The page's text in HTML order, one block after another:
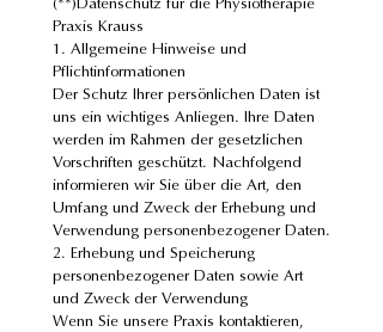
Praxis Krauss
1. Allgemeine Hinweise und
Pflichtinformationen
Der Schutz Ihrer persönlichen Daten ist
uns ein wichtiges Anliegen. Ihre Daten
werden im Rahmen der gesetzlichen
Vorschriften geschützt. Nachfolgend
informieren wir Sie über die Art, den
Umfang und Zweck der Erhebung und
Verwendung personenbezogener Daten.
2. Erhebung und Speicherung
personenbezogener Daten sowie Art
und Zweck der Verwendung
Wenn Sie unsere Praxis kontaktieren,